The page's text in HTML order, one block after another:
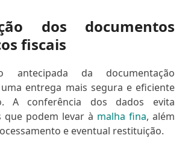
dos documentos
fiscais
antecipada da documentação
entrega mais segura e eficiente
A conferência dos dados evita
que podem levar à malha fina, além
e eventual restituição.